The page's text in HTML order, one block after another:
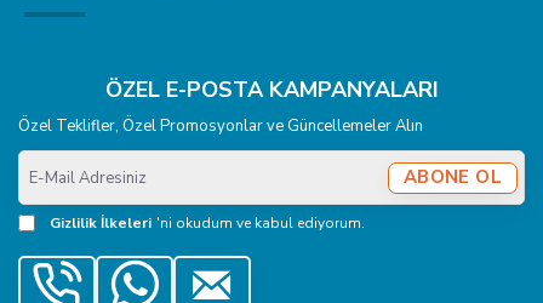
ÖZEL E-POSTA KAMPANYALARI
Özel Teklifler, Özel Promosyonlar ve Güncellemeler Alın
E-
Mail
Adresiniz
ABONE OL
Gizlilik İlkeleri 'ni okudum ve kabul ediyorum.